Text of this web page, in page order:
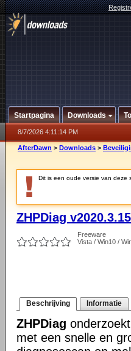
Startpagina Downloads
8/7/2026 4:11:14 PM
AfterDawn > Downloads >
Dit is een oude versie van deze
ZHPDiag
Freeware
Vista / Win10 /
Beschrijving Informatie
ZHPDiag
met een snelle en